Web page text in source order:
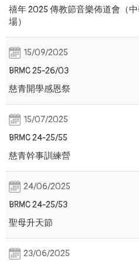
禧年 2025 傳教節音樂佈道會（
場）
15/09/2025
BRMC 25-26/03
慈青開學感恩祭
15/07/2025
BRMC 24-25/55
慈青幹事訓練營
24/06/2025
BRMC 24-25/53
聖母升天節
23/06/2025